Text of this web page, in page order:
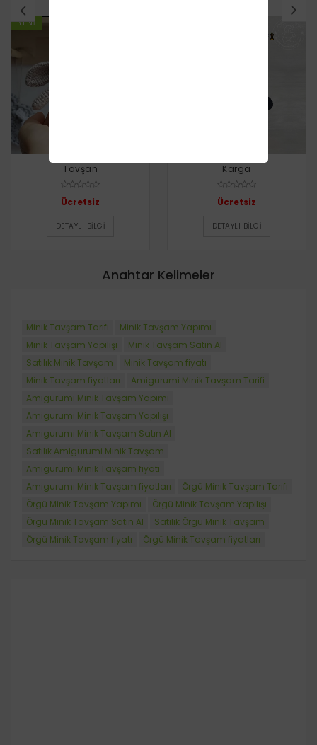
YENI
Tavşan
Ücretsiz
DETAYLI BILGI
Karga
Ücretsiz
DETAYLI BILGI
Anahtar Kelimeler
Minik Tavşam Tarifi
Minik Tavşam Yapımı
Minik Tavşam Yapılışı
Minik Tavşam Satın Al
Satılık Minik Tavşam
Minik Tavşam fiyatı
Minik Tavşam fiyatları
Amigurumi Minik Tavşam Tarifi
Amigurumi Minik Tavşam Yapımı
Amigurumi Minik Tavşam Yapılışı
Amigurumi Minik Tavşam Satın Al
Satılık Amigurumi Minik Tavşam
Amigurumi Minik Tavşam fiyatı
Amigurumi Minik Tavşam fiyatları
Örgü Minik Tavşam Tarifi
Örgü Minik Tavşam Yapımı
Örgü Minik Tavşam Yapılışı
Örgü Minik Tavşam Satın Al
Satılık Örgü Minik Tavşam
Örgü Minik Tavşam fiyatı
Örgü Minik Tavşam fiyatları